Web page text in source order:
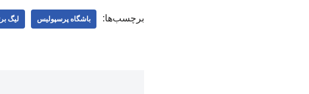
برچسب‌ها: باشگاه پرسپولیس لیگ